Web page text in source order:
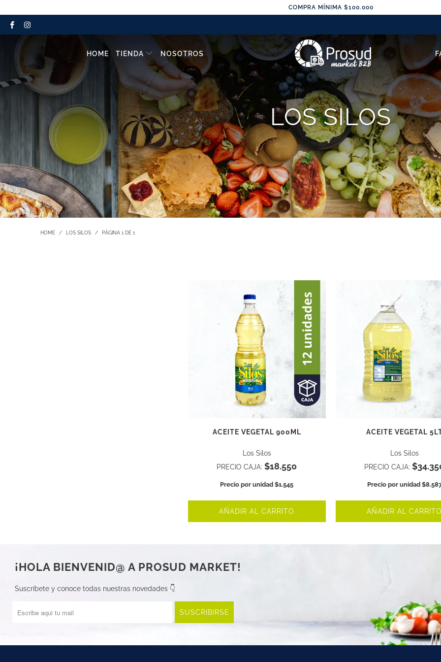
COMPRA MÍNIMA $100.000
HOME TIENDA NOSOTROS
LOS SILOS
HOME / LOS SILOS / PÁGINA 1 DE 1
ACEITE VEGETAL 900ML
Los Silos
PRECIO CAJA: $18.550
Precio por unidad $1.545
AÑADIR AL CARRITO
ACEITE VEGETAL
Los Silos
PRECIO CAJA:
Precio por unidad
AÑADIR AL
¡HOLA BIENVENID@ A PROSUD MARKET!
Suscríbete y conoce todas nuestras novedades 👇